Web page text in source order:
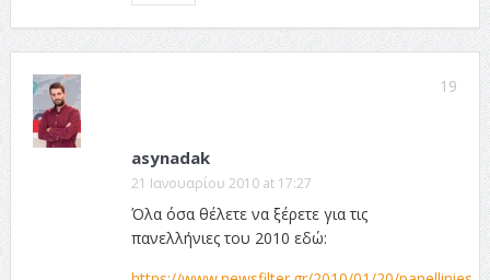
19
asynadak
21 Ιανουαρίου 2010 at 17:27
Όλα όσα θέλετε να ξέρετε για τις
πανελλήνιες του 2010 εδώ: